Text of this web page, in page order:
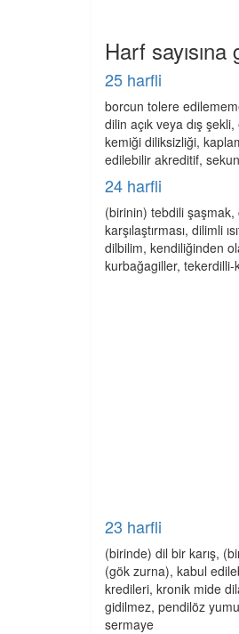
Harf sayısına
25 harfli
borcun tolere
dilin açık veya dış
kemiği diliksizliği,
edilebilir akreditif,
24 harfli
(birinin) tebdili
karşılaştırması, dilimli
dilbilim, kendiliğinden
kurbağagiller, tekerdilli-
23 harfli
(birinde) dil bir karış,
(gök zurna), kabul
kredileri, kronik mide
gidilmez, pendilöz
sermaye